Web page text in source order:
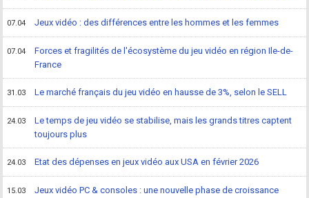
07.04 Jeux vidéo : des différences entre les hommes et les femmes
07.04
Forces et fragilités de l'écosystème du jeu vidéo en région Ile-de-
France
31.03 Le marché français du jeu vidéo en hausse de 3%, selon le SELL
24.03
Le temps de jeu vidéo se stabilise, mais les grands titres captent
toujours plus
24.03 Etat des dépenses en jeux vidéo aux USA en février 2026
15.03
Jeux vidéo PC & consoles : une nouvelle phase de croissance